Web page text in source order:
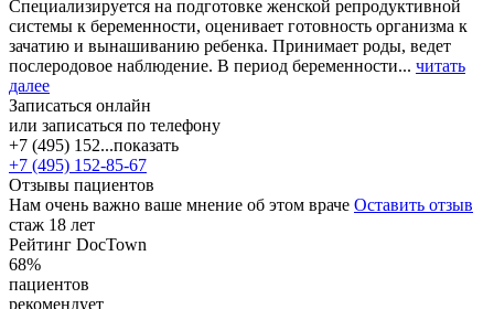
Специализируется на подготовке женской репродуктивной
системы к беременности, оценивает готовность организма к
зачатию и вынашиванию ребенка. Принимает роды, ведет
послеродовое наблюдение. В период беременности... читать
далее
Записаться онлайн
или записаться по телефону
+7 (495) 152...показать
+7 (495) 152-85-67
Отзывы пациентов
Нам очень важно ваше мнение об этом враче Оставить отзыв
стаж 18 лет
Рейтинг DocTown
68%
пациентов
рекомендует